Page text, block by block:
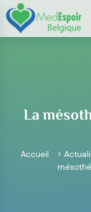
Skip
to
content
La
Accueil >